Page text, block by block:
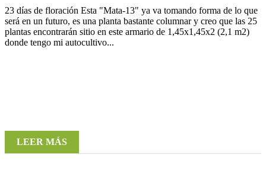
23 días de floración Esta "Mata-13" ya va tomando forma de lo que
será en un futuro, es una planta bastante columnar y creo que las 25
plantas encontrarán sitio en este armario de 1,45x1,45x2 (2,1 m2)
donde tengo mi autocultivo...
LEER MÁS